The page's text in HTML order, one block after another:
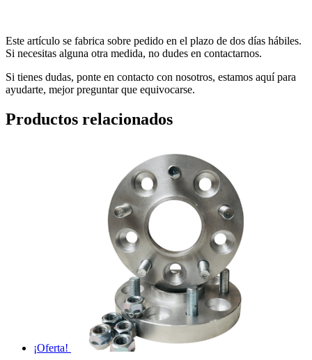
Este artículo se fabrica sobre pedido en el plazo de dos días hábiles.
Si necesitas alguna otra medida, no dudes en contactarnos.
Si tienes dudas, ponte en contacto con nosotros, estamos aquí para
ayudarte, mejor preguntar que equivocarse.
Productos relacionados
¡Oferta!